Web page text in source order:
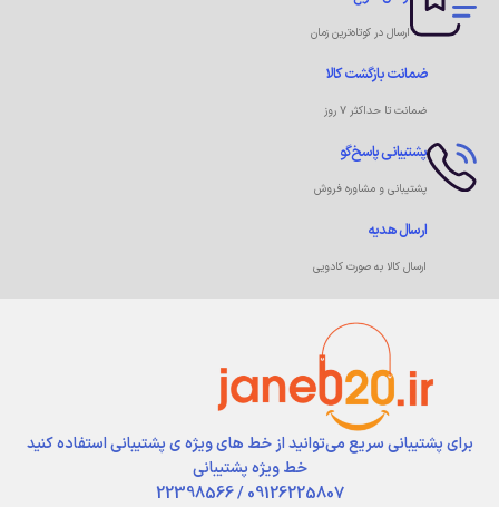
ارسال در کوتاه‌ترین زمان
ضمانت بازگشت کالا
ضمانت تا حداکثر ۷ روز
پشتیبانی پاسخ‌گو
پشتیبانی و مشاوره فروش
ارسال هدیه
ارسال کالا به صورت کادویی
برای پشتیبانی سریع می‌توانید از خط های ویژه ی پشتیبانی استفاده کنید
خط ویژه پشتیبانی
09126225807 / 22398566